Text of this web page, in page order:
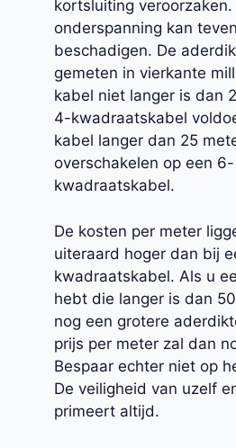
kortsluiting veroorzaken.
onderspanning kan
beschadigen. De
gemeten in vierkante
kabel niet langer is dan
4-kwadraatskabel
kabel langer dan 25
overschakelen op een 6-
kwadraatskabel.
De kosten per meter
uiteraard hoger dan bij
kwadraatskabel. Als u
hebt die langer is dan
nog een grotere
prijs per meter zal dan
Bespaar echter niet op
De veiligheid van uzelf
primeert altijd.